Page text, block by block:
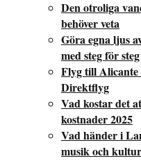
Den otroliga
behöver veta
Göra egna ljus
med steg för steg
Flyg till
Direktflyg
Vad kostar det
kostnader 2025
Vad händer i
musik och kultur